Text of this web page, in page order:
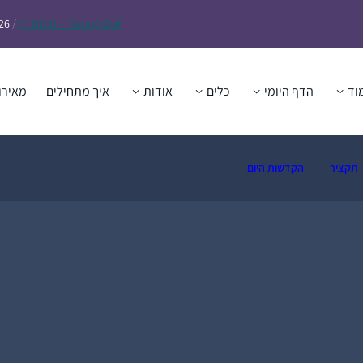
Today’s Daf – זבחים נ״ו /
הדף היומי כלים אודות איך מתחילים
תקציר הקדשות היום